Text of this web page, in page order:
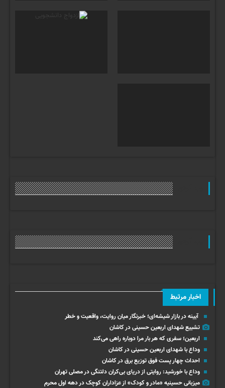
اخبار مرتبط
آیینه در بازار شیشه‌ای؛ خبرنگار میان روایت، واقعیت و خطر
تشییع شهدای اربعین حسینی در کاشان
اربعین؛ سفری که هر بار مرا دوباره راهی می‌کند
وداع با شهدای اربعین حسینی در کاشان
احداث چهار پست فوق‌ توزیع برق در کاشان
وداع با خورشید: روایتی از دریای بی‌کران دلتنگی در مصلی تهران
میزبانی حسینیه «مادر و کودک» از عزاداران کوچک در دهه اول محرم